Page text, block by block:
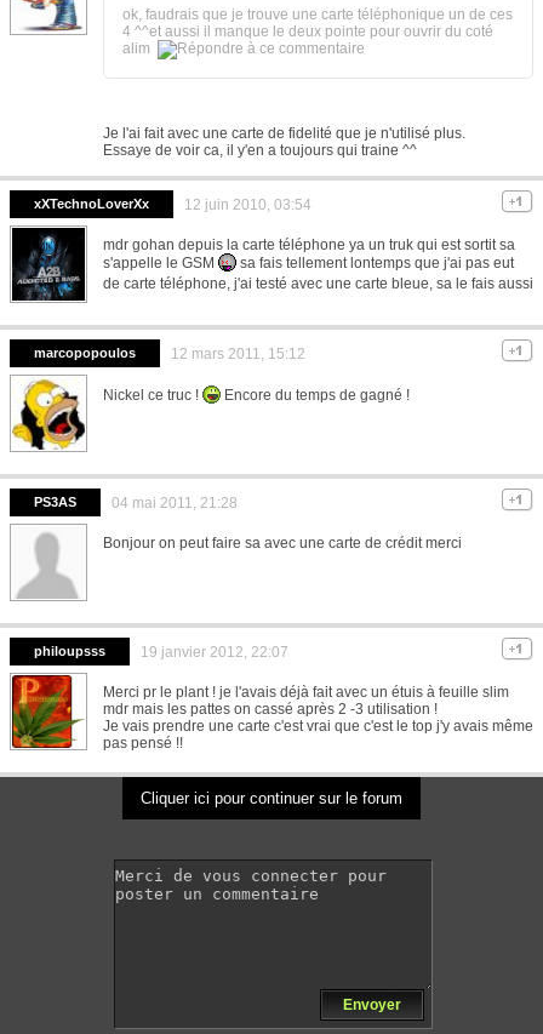
ok, faudrais que je trouve une carte téléphonique un de ces
4 ^^et aussi il manque le deux pointe pour ouvrir du coté
alim
Je l'ai fait avec une carte de fidelité que je n'utilisé plus.
Essaye de voir ca, il y'en a toujours qui traine ^^
xXTechnoLoverXx 12 juin 2010, 03:54
mdr gohan depuis la carte téléphone ya un truk qui est sortit sa
s'appelle le GSM
sa fais tellement lontemps que j'ai pas eut
de carte téléphone, j'ai testé avec une carte bleue, sa le fais aussi
marcopopoulos 12 mars 2011, 15:12
Nickel ce truc ! Encore du temps de gagné !
PS3AS 04 mai 2011, 21:28
Bonjour on peut faire sa avec une carte de crédit merci
philoupsss 19 janvier 2012, 22:07
Merci pr le plant ! je l'avais déjà fait avec un étuis à feuille slim
mdr mais les pattes on cassé après 2 -3 utilisation !
Je vais prendre une carte c'est vrai que c'est le top j'y avais même
pas pensé !!
Cliquer ici pour continuer sur le forum
Envoyer